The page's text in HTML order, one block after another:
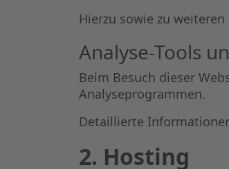
Hierzu sowie zu
Analyse-Tools
Beim Besuch dieser
Analyseprogrammen.
Detaillierte
2. Hosting